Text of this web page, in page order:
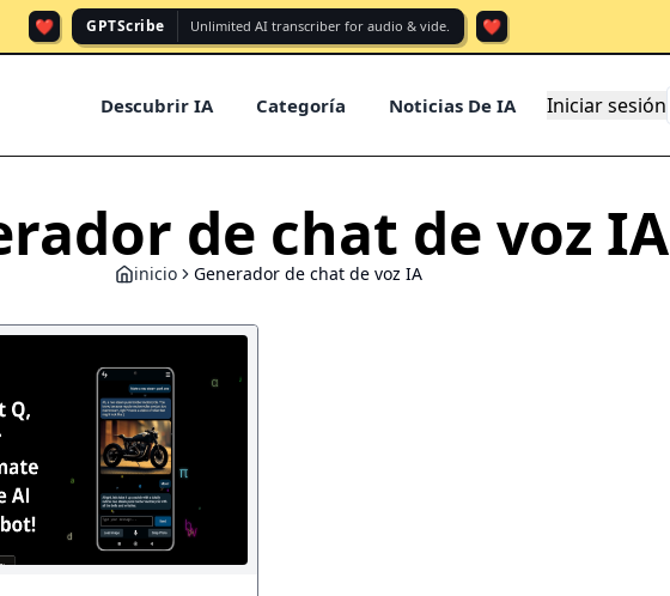
❤️ GPTScribe Unlimited AI transcriber for audio & vide. ❤️
Descubrir IA Categoría Noticias De IA Iniciar sesión
de chat de voz IA
inicio Generador de chat de voz IA